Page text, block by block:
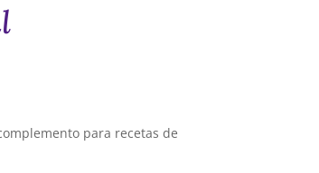
para recetas de